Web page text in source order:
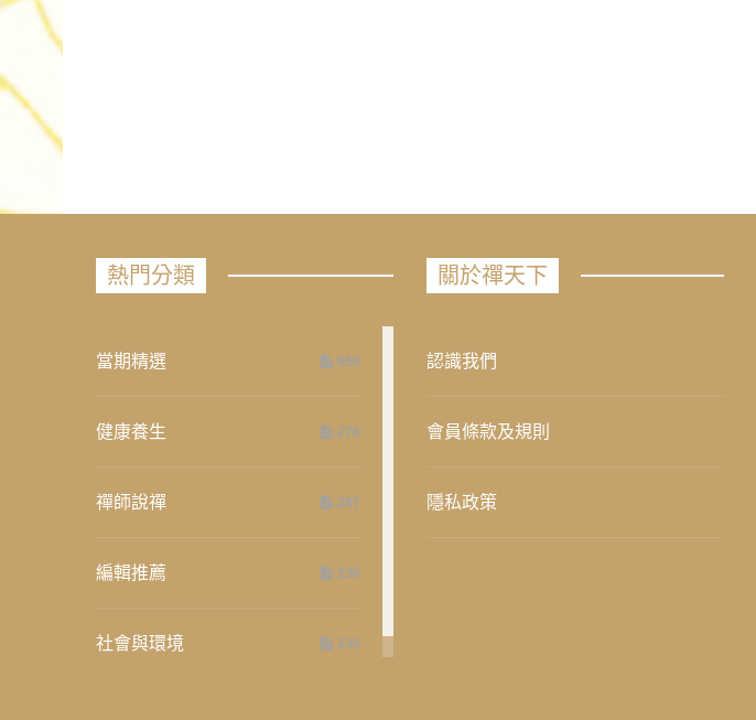
熱門分類
當期精選 658
健康養生 276
禪師說禪 267
編輯推薦 236
社會與環境 235
關於禪天下
認識我們
會員條款及規則
隱私政策